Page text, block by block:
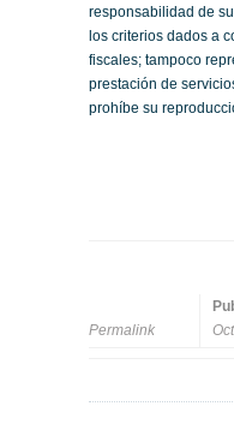
responsabilidad de
los criterios dados a
fiscales; tampoco
prestación de
prohíbe su
Permalink